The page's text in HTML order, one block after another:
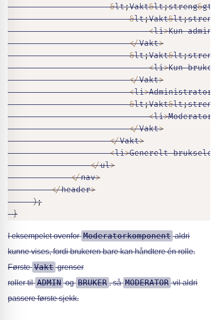
&lt;Vakt&lt;streng&gt
&lt;Vakt&lt;streng
<li>Kun
</Vakt>
&lt;Vakt&lt;streng
<li>Kun
</Vakt>
<li>Administrator
&lt;Vakt&lt;streng
<li>
</Vakt>
</Vakt>
<li>Generelt
</ul>
</nav>
</header>
);
}
I eksempelet ovenfor Moderatorkomponent aldri
kunne vises, fordi brukeren bare kan håndtere én rolle.
Første Vakt grenser
roller til ADMIN og BRUKER , så MODERATOR vil aldri
passere første sjekk.